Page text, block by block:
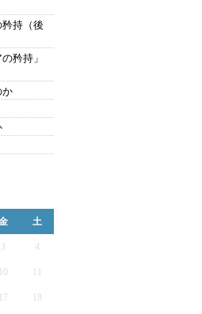
持（後
矜持」
か
土
3 4
17